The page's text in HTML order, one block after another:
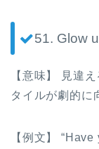
51. Glow
【意味】 見違
タイルが劇的に
【例文】